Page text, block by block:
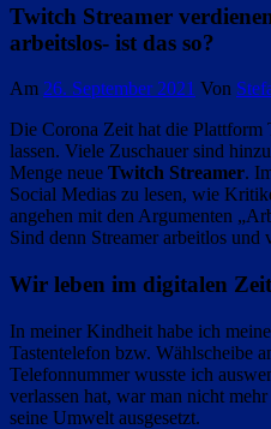
Twitch Streamer
arbeitslos- ist das so?
Am 26. September 2021 Von
Die Corona Zeit hat die
lassen. Viele Zuschauer sind
Menge neue Twitch Streamer.
Social Medias zu lesen, wie
angehen mit den Argumenten
Sind denn Streamer arbeitlos und
Wir leben im digitalen
In meiner Kindheit habe ich
Tastentelefon bzw. Wählscheibe
Telefonnummer wusste ich
verlassen hat, war man nicht
seine Umwelt ausgesetzt.